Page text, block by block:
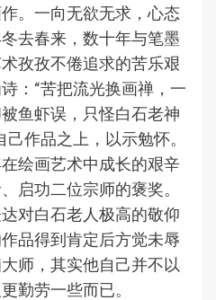
。一向无欲无求，心态
去春来，数十年与笔墨
孜孜不倦追求的苦乐艰
：“苦把流光换画禅，一
鱼虾误，只怪白石老神
作品之上，以示勉怀。
绘画艺术中成长的艰辛
启功二位宗师的褒奖。
对白石老人极高的敬仰
品得到肯定后方觉未辱
师，其实他自己并不以
勤劳一些而已。